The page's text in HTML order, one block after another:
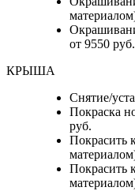
от 9550 руб.
КРЫША
Снятие/
Покраска
руб.
Покрасить
Покрасить